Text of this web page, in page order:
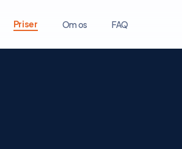
Priser Om os FAQ